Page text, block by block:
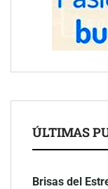
ÚLTIMAS
Brisas del